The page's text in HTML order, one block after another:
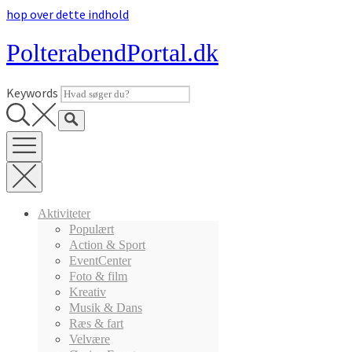
hop over dette indhold
PolterabendPortal.dk
Keywords
Aktiviteter
Populært
Action & Sport
EventCenter
Foto & film
Kreativ
Musik & Dans
Ræs & fart
Velvære
clemens_forside_facade_
Indlægsnavigation
Bryggeriet Sct. Clemens Restaurant
Skriv et svar
Login på PolterabendPortal med: